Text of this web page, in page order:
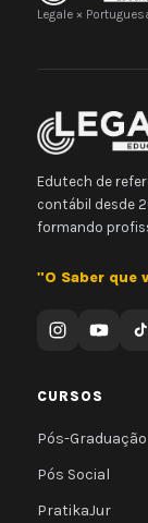
Legale ×
Edutech de
contábil desde
formando
"O Saber que
CURSOS
Pós-Graduação
Pós Social
PratikaJur